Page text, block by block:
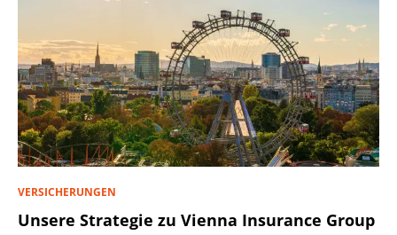
VERSICHERUNGEN
Unsere Strategie zu Vienna Insurance Group